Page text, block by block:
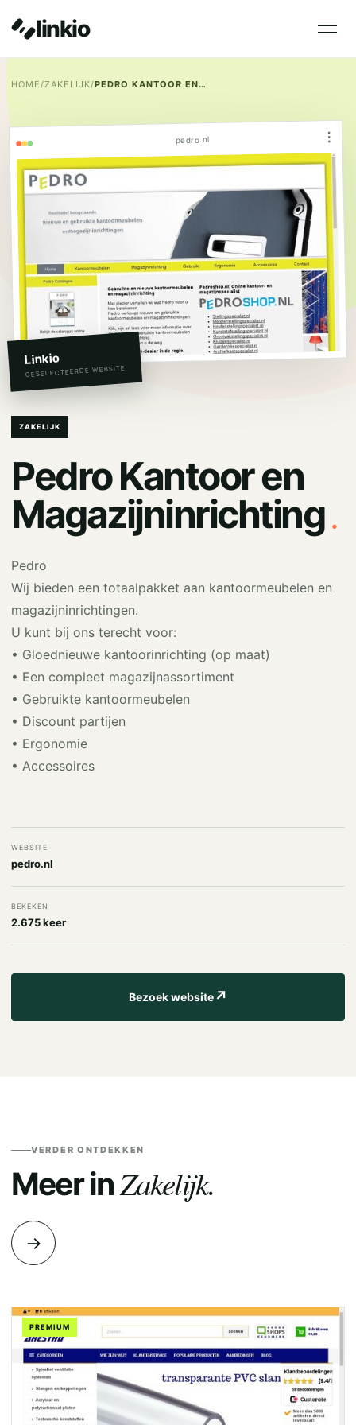
linkio
HOME/ZAKELIJK/ PEDRO KANTOOR EN MAGAZIJNINRICHTING
pedro.nl ⋮
Linkio
GESELECTEERDE WEBSITE
ZAKELIJK
Pedro Kantoor en
Magazijninrichting.
Pedro
Wij bieden een totaalpakket aan kantoormeubelen en
magazijninrichtingen.
U kunt bij ons terecht voor:
• Gloednieuwe kantoorinrichting (op maat)
• Een compleet magazijnassortiment
• Gebruikte kantoormeubelen
• Discount partijen
• Ergonomie
• Accessoires
WEBSITE
pedro.nl
BEKEKEN
2.675 keer
Bezoek website↗
VERDER ONTDEKKEN
Meer inZakelijk.
→
PREMIUM